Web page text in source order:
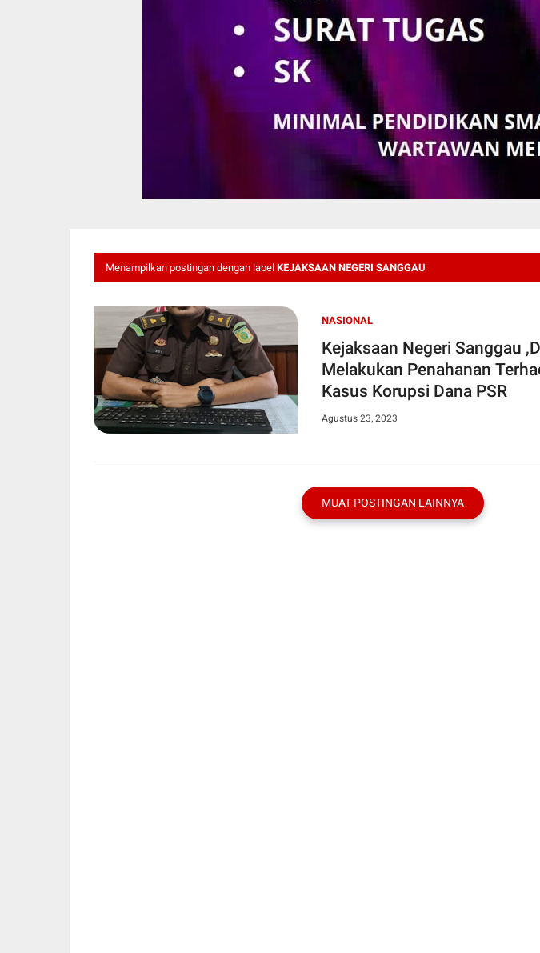
Menampilkan postingan dengan label KEJAKSAAN NEGERI SANGGAU
NASIONAL
Kejaksaan Negeri Sanggau
Melakukan Penahanan
Kasus Korupsi Dana PSR
Agustus 23, 2023
MUAT POSTINGAN LAINNYA